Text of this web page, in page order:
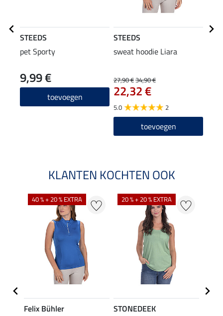
STEEDS
pet Sporty
9,99 €
toevoegen
STEEDS
sweat hoodie Liara
27,90 €34,90 €
22,32 €
5.0 2
toevoegen
KLANTEN KOCHTEN OOK
40 % + 20 % EXTRA
Felix Bühler
20 % + 20 % EXTRA
STONEDEEK